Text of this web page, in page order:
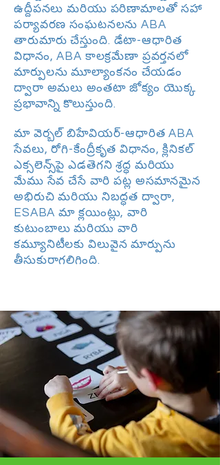
ఉద్దీపనలు మరియు పరిణామాలతో సహా
పర్యావరణ సంఘటనలను ABA
తారుమారు చేస్తుంది. డేటా-ఆధారిత
విధానం, ABA కాలక్రమేణా ప్రవర్తనలో
మార్పులను మూల్యాంకనం చేయడం
ద్వారా అమలు అంతటా జోక్యం యొక్క
ప్రభావాన్ని కొలుస్తుంది.
మా వెర్బల్ బిహేవియర్-ఆధారిత ABA
సేవలు, రోగి-కేంద్రీకృత విధానం, క్లినికల్
ఎక్సలెన్స్‌పై ఎడతెగని శ్రద్ధ మరియు
మేము సేవ చేసే వారి పట్ల అసమానమైన
అభిరుచి మరియు నిబద్ధత ద్వారా,
ESABA మా క్లయింట్లు, వారి
కుటుంబాలు మరియు వారి
కమ్యూనిటీలకు విలువైన మార్పును
తీసుకురాగలిగింది.